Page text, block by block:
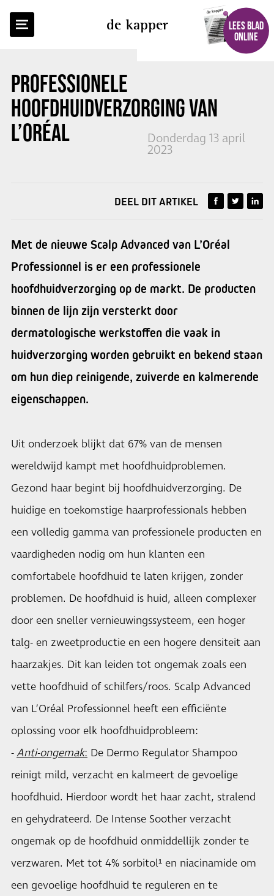
de kapper
LEES BLAD
ONLINE
PROFESSIONELE
HOOFDHUIDVERZORGING VAN
L’ORÉAL
Donderdag 13 april
2023
TERUG NAAR OVERZICHT
DEEL DIT ARTIKEL
Met de nieuwe Scalp Advanced van L’Oréal
Professionnel is er een professionele
hoofdhuidverzorging op de markt. De producten
binnen de lijn zijn versterkt door
dermatologische werkstoffen die vaak in
huidverzorging worden gebruikt en bekend staan
om hun diep reinigende, zuiverde en kalmerende
eigenschappen.
Uit onderzoek blijkt dat 67% van de mensen
wereldwijd kampt met hoofdhuidproblemen.
Gezond haar begint bij hoofdhuidverzorging. De
huidige en toekomstige haarprofessionals hebben
een volledig gamma van professionele producten en
vaardigheden nodig om hun klanten een
comfortabele hoofdhuid te laten krijgen, zonder
problemen. De hoofdhuid is huid, alleen complexer
door een sneller vernieuwingssysteem, een hoger
talg- en zweetproductie en een hogere densiteit aan
haarzakjes. Dit kan leiden tot ongemak zoals een
vette hoofdhuid of schilfers/roos. Scalp Advanced
van L’Oréal Professionnel heeft een efficiënte
oplossing voor elk hoofdhuidprobleem:
-Anti-ongemak: De Dermo Regulator Shampoo
reinigt mild, verzacht en kalmeert de gevoelige
hoofdhuid. Hierdoor wordt het haar zacht, stralend
en gehydrateerd. De Intense Soother verzacht
ongemak op de hoofdhuid onmiddellijk zonder te
verzwaren. Met tot 4% sorbitol¹ en niacinamide om
een gevoelige hoofdhuid te reguleren en te